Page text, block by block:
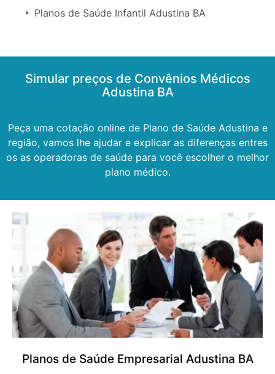
Planos de Saúde Infantil Adustina BA
Simular preços de Convênios Médicos
Adustina BA
Peça uma cotação online de Plano de Saúde Adustina e
região, vamos lhe ajudar e explicar as diferenças entres
os as operadoras de saúde para você escolher o melhor
plano médico.
Planos de Saúde Empresarial Adustina BA